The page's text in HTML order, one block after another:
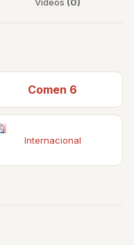
Comen 6
Internacional